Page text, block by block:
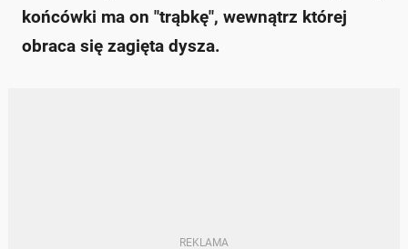
końcówki ma on "trąbkę", wewnątrz której
obraca się zagięta dysza.